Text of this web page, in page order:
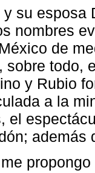
su esposa
nombres
de
sobre todo,
y Rubio
a la
el
además